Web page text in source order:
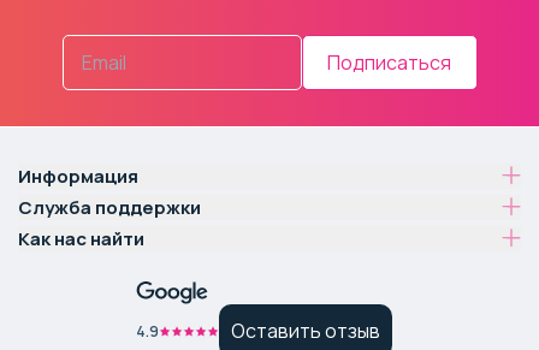
Подписаться
Информация
Служба поддержки
Как нас найти
4.9 Оставить отзыв